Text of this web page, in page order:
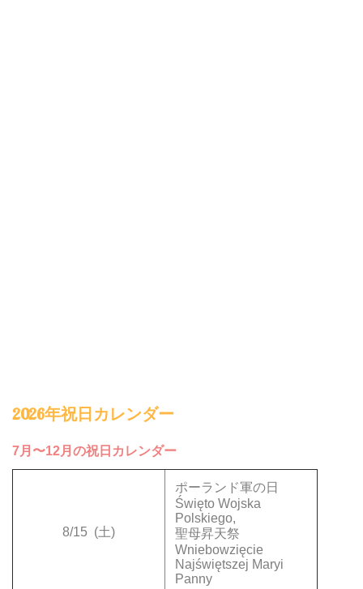
2026年祝日カレンダー
7月〜12月の祝日カレンダー
8/15 (土)
ポーランド軍の日
Święto Wojska
Polskiego,
聖母昇天祭
Wniebowzięcie
Najświętszej Maryi
Panny